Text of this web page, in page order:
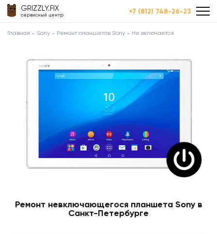
GRIZZLY.FIX
сервисный центр +7 (812) 748-26-23
Главная Sony Ремонт планшетов Sony Не включается
Ремонт невключающегося планшета Sony в
Санкт-Петербурге